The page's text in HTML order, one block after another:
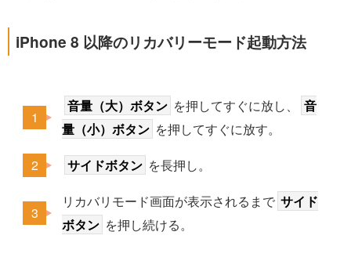
iPhone 8 以降のリカバリーモード起動方法
音量（大）ボタン を押してすぐに放し、
音
量（小）ボタン を押してすぐに放す。
サイドボタン を長押し。
リカバリモード画面が表示されるまで サイド
ボタン を押し続ける。